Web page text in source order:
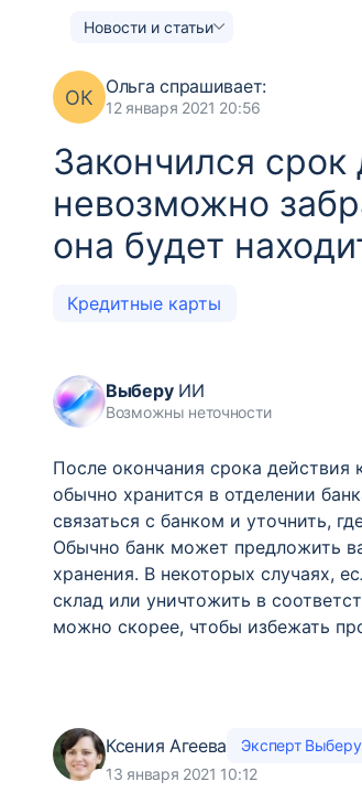
Новости и статьи
ОК Ольга спрашивает:
12 января 2021 20:56
Закончился
невозможно
она будет
Кредитные карты
ВыберуИИ
Возможны неточности
После окончания срока действия
обычно хранится в отделении
связаться с банком и уточнить,
Обычно банк может предложить
хранения. В некоторых случаях,
склад или уничтожить в
можно скорее, чтобы избежать
Ксения Агеева
Эксперт
13 января 2021 10:12